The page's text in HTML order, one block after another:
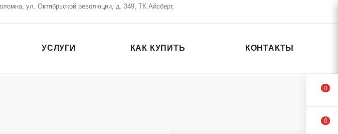
ул. Октябрьской революции, д. 349, ТК Айсберг,
УСЛУГИ КАК КУПИТЬ КОНТАКТЫ
0
0